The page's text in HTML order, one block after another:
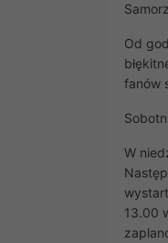
Od
fanów
W
13.00